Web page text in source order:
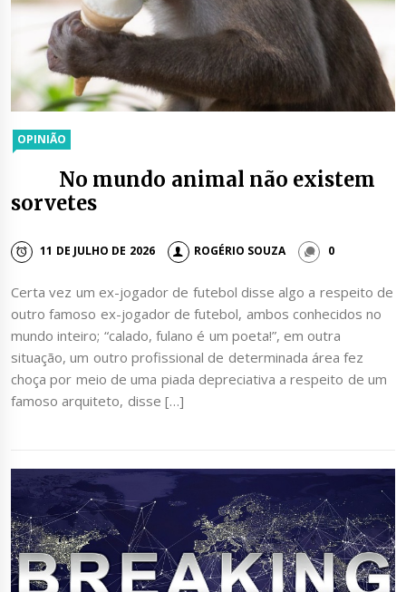
OPINIÃO
No mundo animal não existem
sorvetes
11 DE JULHO DE 2026 ROGÉRIO SOUZA 0
Certa vez um ex-jogador de futebol disse algo a respeito de
outro famoso ex-jogador de futebol, ambos conhecidos no
mundo inteiro; “calado, fulano é um poeta!”, em outra
situação, um outro profissional de determinada área fez
choça por meio de uma piada depreciativa a respeito de um
famoso arquiteto, disse […]